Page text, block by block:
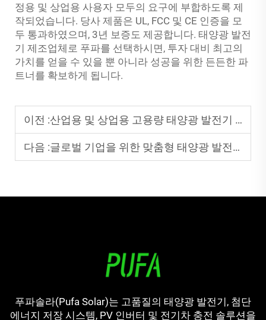
정용 및 상업용 사용자 모두의 요구에 부합하도록 제
작되었습니다. 당사 제품은 UL, FCC 및 CE 인증을 모
두 통과하였으며, 3년 보증도 제공합니다. 태양광 발전
기 제조업체로 푸파를 선택하시면, 투자 대비 최고의
가치를 얻을 수 있을 뿐 아니라 성공을 위한 든든한 파
트너를 확보하게 됩니다.
이전 :산업용 및 상업용 고용량 태양광 발전기 솔루션 베스트 10
다음 :글로벌 기업을 위한 맞춤형 태양광 발전기 제조업체 상위 5곳
푸파솔라(Pufa Solar)는 고품질의 태양광 발전기, 첨단
에너지 저장 시스템, PV 인버터 및 전기차 충전 솔루션을